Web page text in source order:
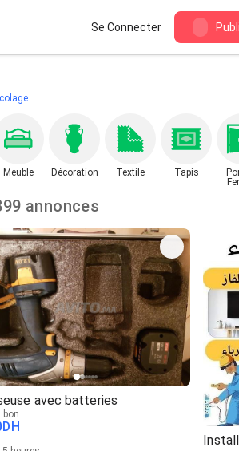
Se Connecter
Meuble Décoration Textile Tapis
Maroc : 1899 annonces
avec batteries
bon
DH